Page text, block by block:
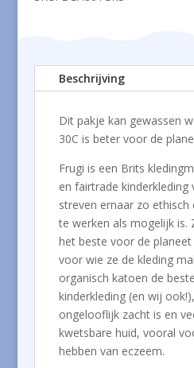
Beschrijving
Dit pakje kan gewassen
30C is beter voor de
Frugi is een Brits
en fairtrade kinderkleding
streven ernaar zo ethisch
te werken als mogelijk is.
het beste voor de
voor wie ze de kleding
organisch katoen de
kinderkleding (en wij
ongelooflijk zacht is en
kwetsbare huid, vooral
hebben van eczeem.